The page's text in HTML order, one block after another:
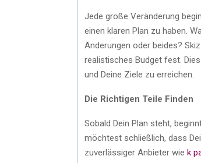
Jede große Veränderung
einen klaren Plan zu haben.
Änderungen oder beides?
realistisches Budget fest.
und Deine Ziele zu erreichen.
Die Richtigen Teile Finden
Sobald Dein Plan steht,
möchtest schließlich, dass
zuverlässiger Anbieter wie k